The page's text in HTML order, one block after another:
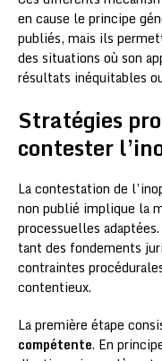
en cause le principe
publiés, mais ils
des situations où son
résultats inéquitables
Stratégies
contester
La contestation de
non publié implique la
processuelles
tant des fondements
contraintes
contentieux.
La première étape
compétente. En